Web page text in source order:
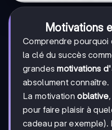
Motivations
Comprendre
la clé du succès
grandesmotivations
absolument connaître.
La motivationoblative
pour faire plaisir à
cadeau par exemple).